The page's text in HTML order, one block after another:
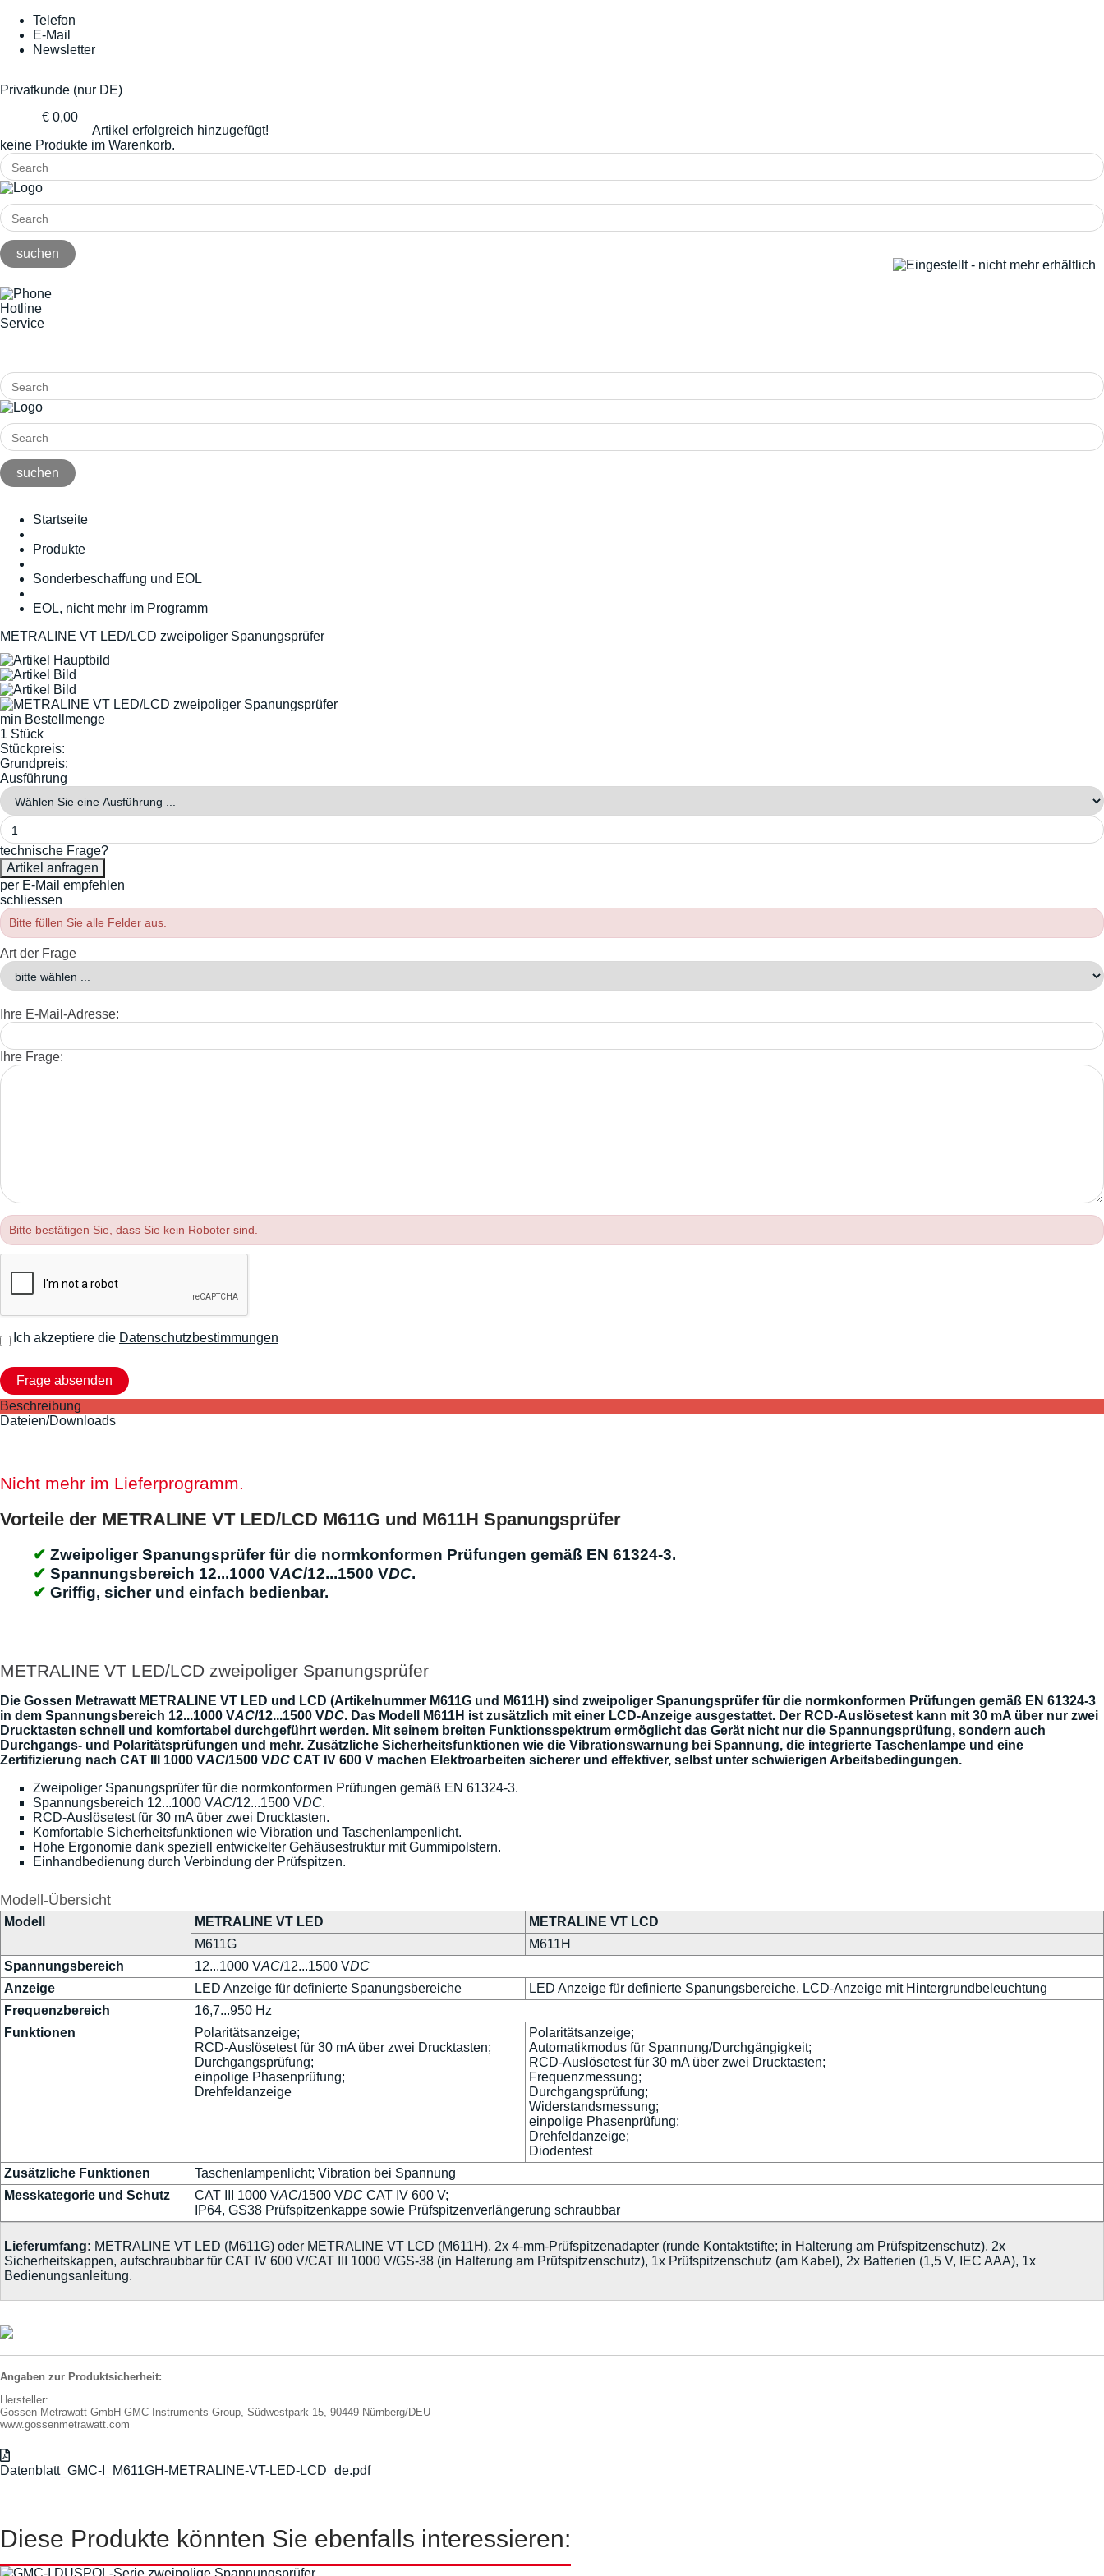
Telefon
E-Mail
Newsletter
Privatkunde (nur DE)
€ 0,00
Artikel erfolgreich hinzugefügt!
keine Produkte im Warenkorb.
Hotline
Service
Startseite
Produkte
Sonderbeschaffung und EOL
EOL, nicht mehr im Programm
METRALINE VT LED/LCD zweipoliger Spanungsprüfer
min Bestellmenge
1 Stück
Stückpreis:
Grundpreis:
Ausführung
technische Frage?
per E-Mail empfehlen
schliessen
Bitte füllen Sie alle Felder aus.
Art der Frage
Ihre E-Mail-Adresse:
Ihre Frage:
Bitte bestätigen Sie, dass Sie kein Roboter sind.
Ich akzeptiere die Datenschutzbestimmungen
Beschreibung
Dateien/Downloads
Nicht mehr im Lieferprogramm.
Vorteile der METRALINE VT LED/LCD M611G und M611H Spanungsprüfer
Zweipoliger Spanungsprüfer für die normkonformen Prüfungen gemäß EN 61324-3.
Spannungsbereich 12...1000 VAC/12...1500 VDC.
Griffig, sicher und einfach bedienbar.
METRALINE VT LED/LCD zweipoliger Spanungsprüfer
Die Gossen Metrawatt METRALINE VT LED und LCD (Artikelnummer M611G und M611H) sind zweipoliger Spanungsprüfer für die normkonformen Prüfungen gemäß EN 61324-3
in dem Spannungsbereich 12...1000 VAC/12...1500 VDC. Das Modell M611H ist zusätzlich mit einer LCD-Anzeige ausgestattet. Der RCD-Auslösetest kann mit 30 mA über nur zwei
Drucktasten schnell und komfortabel durchgeführt werden. Mit seinem breiten Funktionsspektrum ermöglicht das Gerät nicht nur die Spannungsprüfung, sondern auch
Durchgangs- und Polaritätsprüfungen und mehr. Zusätzliche Sicherheitsfunktionen wie die Vibrationswarnung bei Spannung, die integrierte Taschenlampe und eine
Zertifizierung nach CAT III 1000 VAC/1500 VDC CAT IV 600 V machen Elektroarbeiten sicherer und effektiver, selbst unter schwierigen Arbeitsbedingungen.
Zweipoliger Spanungsprüfer für die normkonformen Prüfungen gemäß EN 61324-3.
Spannungsbereich 12...1000 VAC/12...1500 VDC.
RCD-Auslösetest für 30 mA über zwei Drucktasten.
Komfortable Sicherheitsfunktionen wie Vibration und Taschenlampenlicht.
Hohe Ergonomie dank speziell entwickelter Gehäusestruktur mit Gummipolstern.
Einhandbedienung durch Verbindung der Prüfspitzen.
Modell-Übersicht
Modell METRALINE VT LED
METRALINE VT LCD
M611G
M611H
Spannungsbereich
12...1000 VAC/12...1500 VDC
Anzeige
LED Anzeige für definierte Spanungsbereiche
LED Anzeige für definierte Spanungsbereiche, LCD-Anzeige mit Hintergrundbeleuchtung
Frequenzbereich
16,7...950 Hz
Funktionen
Polaritätsanzeige;
RCD-Auslösetest für 30 mA über zwei Drucktasten;
Durchgangsprüfung;
einpolige Phasenprüfung;
Drehfeldanzeige
Polaritätsanzeige;
Automatikmodus für Spannung/Durchgängigkeit;
RCD-Auslösetest für 30 mA über zwei Drucktasten;
Frequenzmessung;
Durchgangsprüfung;
Widerstandsmessung;
einpolige Phasenprüfung;
Drehfeldanzeige;
Diodentest
Zusätzliche Funktionen
Taschenlampenlicht; Vibration bei Spannung
Messkategorie und Schutz
CAT III 1000 VAC/1500 VDC CAT IV 600 V;
IP64, GS38 Prüfspitzenkappe sowie Prüfspitzenverlängerung schraubbar
Lieferumfang: METRALINE VT LED (M611G) oder METRALINE VT LCD (M611H), 2x 4-mm-Prüfspitzenadapter (runde Kontaktstifte; in Halterung am Prüfspitzenschutz), 2x
Sicherheitskappen, aufschraubbar für CAT IV 600 V/CAT III 1000 V/GS-38 (in Halterung am Prüfspitzenschutz), 1x Prüfspitzenschutz (am Kabel), 2x Batterien (1,5 V, IEC AAA), 1x
Bedienungsanleitung.
Angaben zur Produktsicherheit:
Hersteller:
Gossen Metrawatt GmbH GMC-Instruments Group, Südwestpark 15, 90449 Nürnberg/DEU
www.gossenmetrawatt.com
Datenblatt_GMC-I_M611GH-METRALINE-VT-LED-LCD_de.pdf
Diese Produkte könnten Sie ebenfalls interessieren: